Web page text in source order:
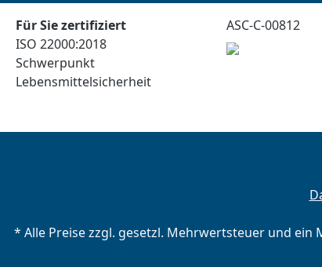
Für Sie zertifiziert
ISO 22000:2018
Schwerpunkt
Lebensmittelsicherheit
ASC-C-00812
* Alle Preise zzgl. gesetzl. Mehrwertsteuer und